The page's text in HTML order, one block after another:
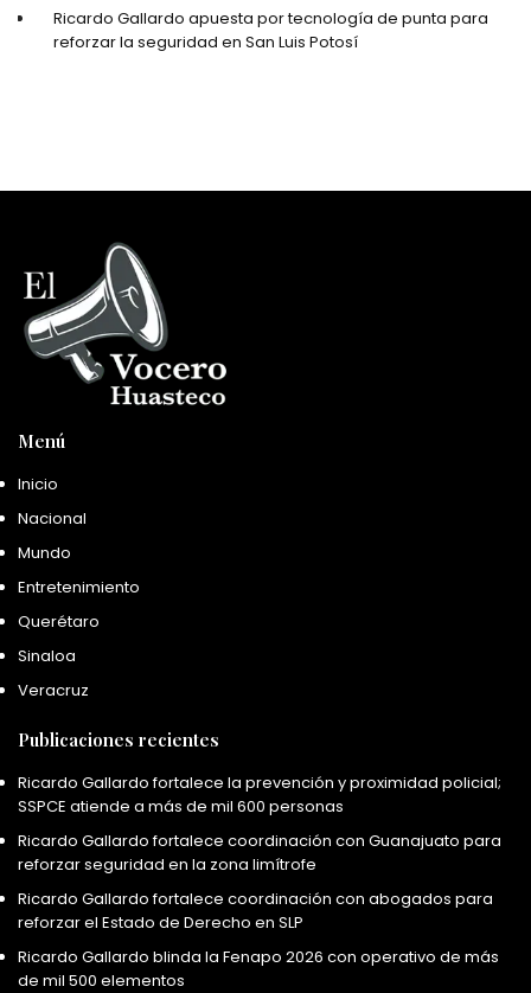
Ricardo Gallardo apuesta por tecnología de punta para
reforzar la seguridad en San Luis Potosí
Menú
Inicio
Nacional
Mundo
Entretenimiento
Querétaro
Sinaloa
Veracruz
Publicaciones recientes
Ricardo Gallardo fortalece la prevención y proximidad policial;
SSPCE atiende a más de mil 600 personas
Ricardo Gallardo fortalece coordinación con Guanajuato para
reforzar seguridad en la zona limítrofe
Ricardo Gallardo fortalece coordinación con abogados para
reforzar el Estado de Derecho en SLP
Ricardo Gallardo blinda la Fenapo 2026 con operativo de más
de mil 500 elementos